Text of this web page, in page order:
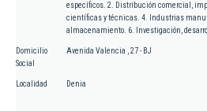
específicos. 2. Distribución comercial,
científicas y técnicas. 4. Industrias
almacenamiento. 6. Investigación,
Domicilio
Social
Avenida Valencia , 27 - BJ
Localidad Denia